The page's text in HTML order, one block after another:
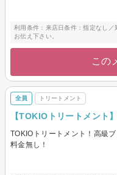
利用条件：来店日条件：指定なし／
お伝え下さい。
この
全員 トリートメント
【TOKIOトリートメント
TOKIOトリートメント！高級
料金無し！